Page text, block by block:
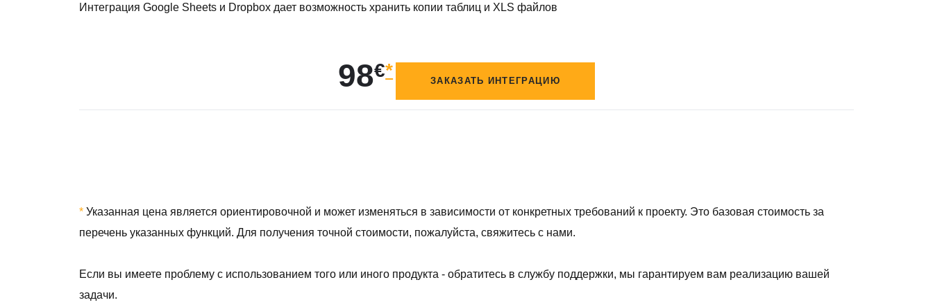
Интеграция Google Sheets и Dropbox дает возможность хранить копии таблиц и XLS файлов
98€* ЗАКАЗАТЬ ИНТЕГРАЦИЮ
* Указанная цена является ориентировочной и может изменяться в зависимости от конкретных требований к проекту. Это базовая стоимость за
перечень указанных функций. Для получения точной стоимости, пожалуйста, свяжитесь с нами.
Если вы имеете проблему с использованием того или иного продукта - обратитесь в службу поддержки, мы гарантируем вам реализацию вашей
задачи.